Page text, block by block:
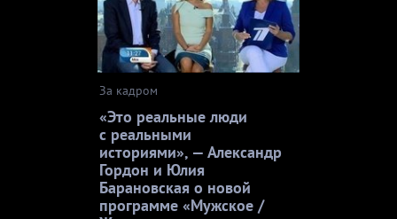
За кадром
«Это реальные люди
с реальными
историями», — Александр
Гордон и Юлия
Барановская о новой
программе «Мужское /